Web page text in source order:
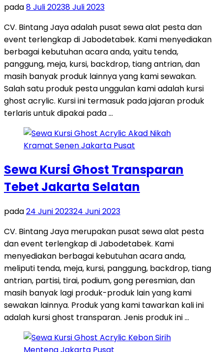
pada8 Juli 20238 Juli 2023
CV. Bintang Jaya adalah pusat sewa alat pesta dan
event terlengkap di Jabodetabek. Kami menyediakan
berbagai kebutuhan acara anda, yaitu tenda,
panggung, meja, kursi, backdrop, tiang antrian, dan
masih banyak produk lainnya yang kami sewakan.
Salah satu produk pesta unggulan kami adalah kursi
ghost acrylic. Kursi ini termasuk pada jajaran produk
terlaris untuk dipakai pada …
Sewa Kursi Ghost Transparan
Tebet Jakarta Selatan
pada24 Juni 202324 Juni 2023
CV. Bintang Jaya merupakan pusat sewa alat pesta
dan event terlengkap di Jabodetabek. Kami
menyediakan berbagai kebutuhan acara anda,
meliputi tenda, meja, kursi, panggung, backdrop, tiang
antrian, partisi, tirai, podium, gong peresmian, dan
masih banyak lagi produk-produk lain yang kami
sewakan lainnya. Produk yang kami tawarkan kali ini
adalah kursi ghost transparan. Jenis produk ini …